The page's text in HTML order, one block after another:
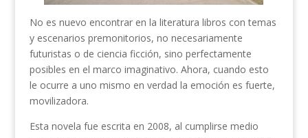
No es nuevo encontrar en la literatura libros con temas
y escenarios premonitorios, no necesariamente
futuristas o de ciencia ficción, sino perfectamente
posibles en el marco imaginativo. Ahora, cuando esto
le ocurre a uno mismo en verdad la emoción es fuerte,
movilizadora.
Esta novela fue escrita en 2008, al cumplirse medio